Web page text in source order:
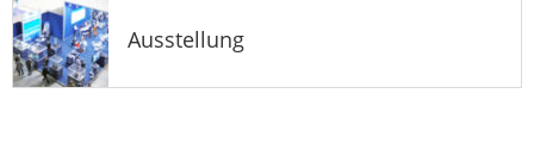
Ausstellung